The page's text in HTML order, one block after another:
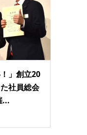
」創立20
社員総会
...